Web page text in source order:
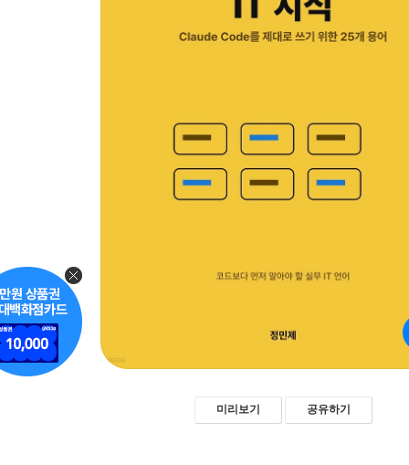
미리보기 공유하기